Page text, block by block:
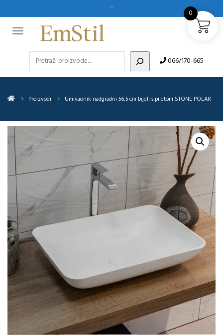
066/170-665
Proizvodi Umivaonik nadgradni 56,5 cm bijeli s piletom STONE POLAR
0